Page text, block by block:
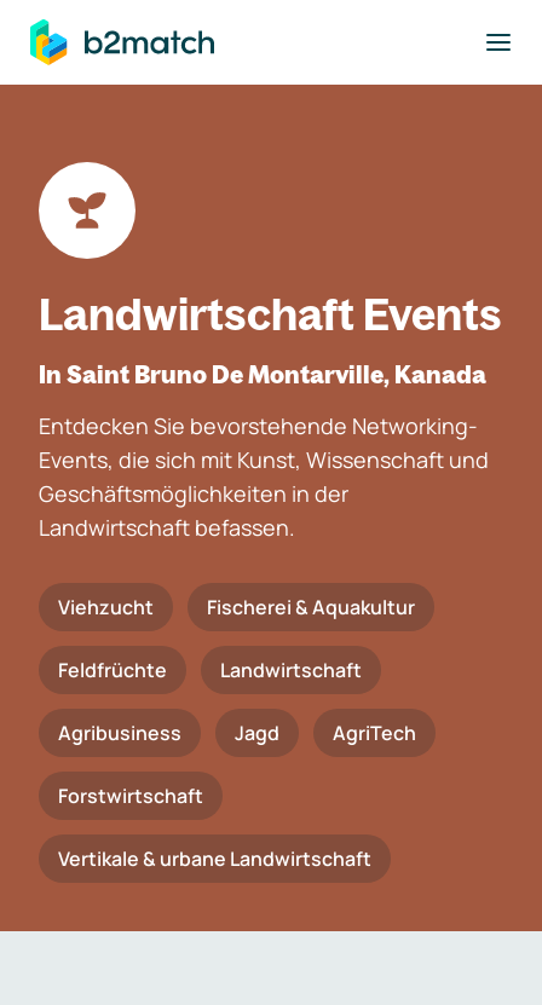
springen
Landwirtschaft Events
In Saint Bruno De Montarville, Kanada
Entdecken Sie bevorstehende Networking-
Events, die sich mit Kunst, Wissenschaft und
Geschäftsmöglichkeiten in der
Landwirtschaft befassen.
Viehzucht Fischerei & Aquakultur
Feldfrüchte Landwirtschaft
Agribusiness Jagd AgriTech
Forstwirtschaft
Vertikale & urbane Landwirtschaft